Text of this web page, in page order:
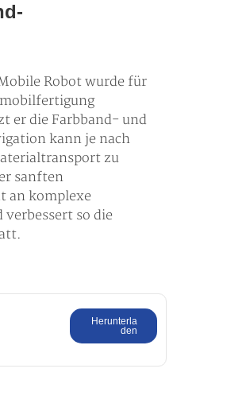
Robot wurde für
er die Farbband- und
kann je nach
zu
sanften
an komplexe
so die
Herunterla
den